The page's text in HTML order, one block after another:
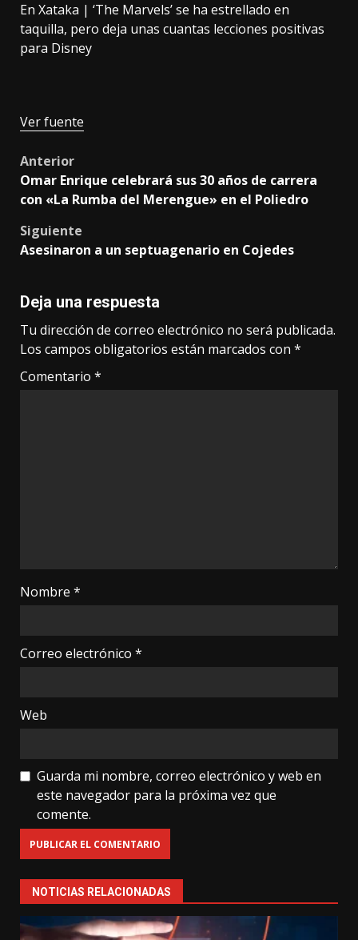
En Xataka | ‘The Marvels’ se ha estrellado en
taquilla, pero deja unas cuantas lecciones positivas
para Disney
Ver fuente
Post
navigation
Anterior
Omar Enrique celebrará sus 30 años de carrera
con «La Rumba del Merengue» en el Poliedro
Siguiente
Asesinaron a un septuagenario en Cojedes
Deja una respuesta
Tu dirección de correo electrónico no será publicada.
Los campos obligatorios están marcados con *
Comentario *
Nombre *
Correo electrónico *
Web
Guarda mi nombre, correo electrónico y web en
este navegador para la próxima vez que
comente.
NOTICIAS RELACIONADAS